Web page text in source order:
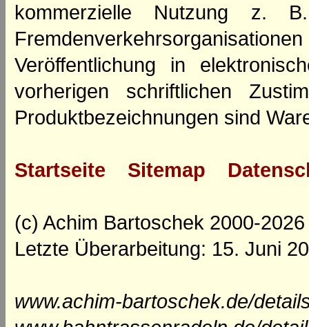
kommerzielle Nutzung z.
Veröffentlichung in
vorherigen schriftlichen
Produktbezeichnungen sind
Startseite Sitemap
(c) Achim Bartoschek 2000-2026
Letzte Überarbeitung: 15. Juni
www.achim-bartoschek.de/